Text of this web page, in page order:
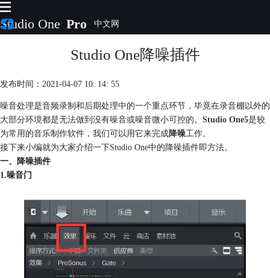
Studio One Pro
插件
视频教程
服务
购买
Studio One降噪插件
发布时间：2021-04-07 10: 14: 55
噪音处理是音频录制和后期处理中的一个重点环节，毕竟在录音棚以外的
大部分环境都是无法做到没有噪音或噪音微小可控的。 Studio One5是较
为常用的音乐制作软件，我们可以用它来完成降噪工作。
接下来小编就为大家介绍一下Studio One中的降噪插件即方法。
一、降噪插件
1.噪音门